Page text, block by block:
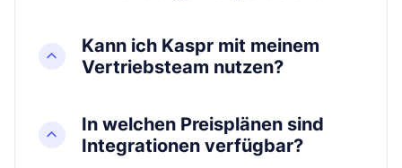
Kann ich Kaspr mit meinem
Vertriebsteam nutzen?
In welchen Preisplänen sind
Integrationen verfügbar?